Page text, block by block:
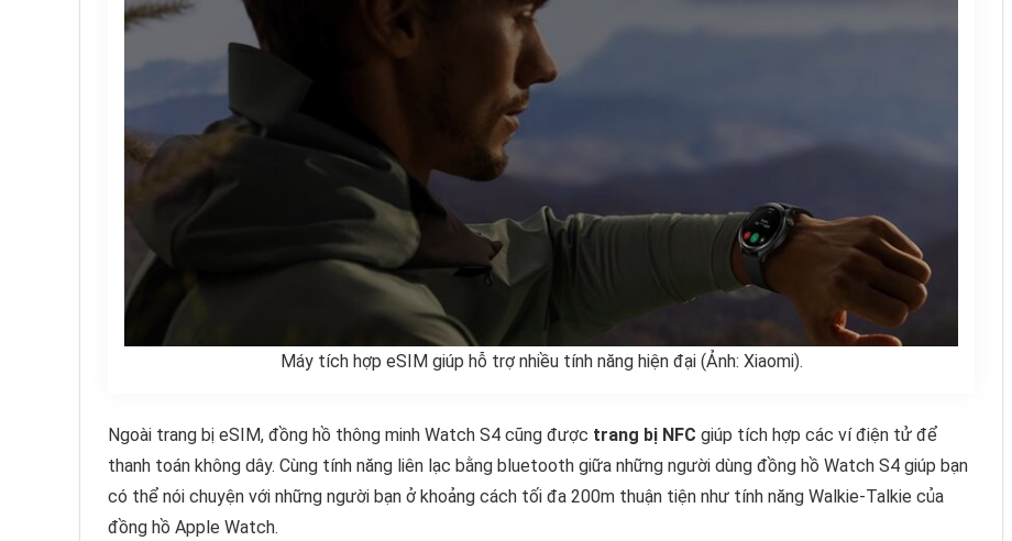
Máy tích hợp eSIM giúp hỗ trợ nhiều tính năng hiện đại (Ảnh: Xiaomi).
Ngoài trang bị eSIM, đồng hồ thông minh Watch S4 cũng được trang bị NFC giúp tích hợp các ví điện tử để
thanh toán không dây. Cùng tính năng liên lạc bằng bluetooth giữa những người dùng đồng hồ Watch S4 giúp bạn
có thể nói chuyện với những người bạn ở khoảng cách tối đa 200m thuận tiện như tính năng Walkie-Talkie của
đồng hồ Apple Watch.